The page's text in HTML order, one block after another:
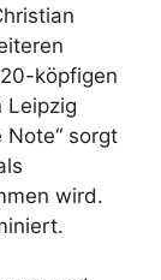
köpfigen
Leipzig
Note“ sorgt
wird.